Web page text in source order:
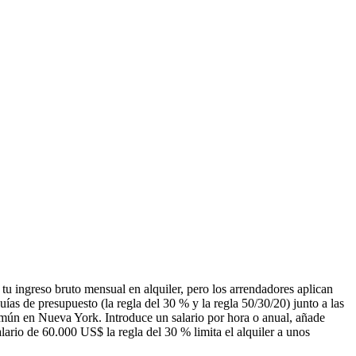
ingreso bruto mensual en alquiler, pero los arrendadores aplican
de presupuesto (la regla del 30 % y la regla 50/30/20) junto a las
en Nueva York. Introduce un salario por hora o anual, añade
de 60.000 US$ la regla del 30 % limita el alquiler a unos